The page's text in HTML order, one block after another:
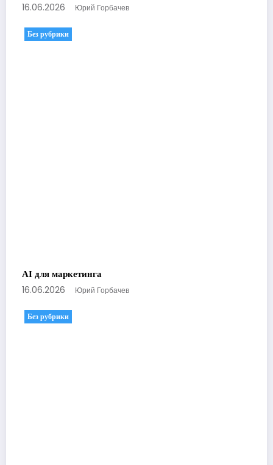
16.06.2026 Юрий Горбачев
Без рубрики
AI для маркетинга
16.06.2026 Юрий Горбачев
Без рубрики